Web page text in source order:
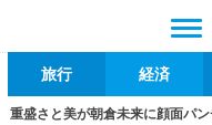
旅行 経済
重盛さと美が朝倉未来に顔面パ